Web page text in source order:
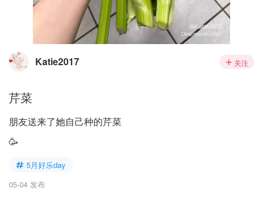
Katie2017 关注
芹菜
朋友送来了她自己种的芹菜
🥳
5月好乐day
05-04 发布